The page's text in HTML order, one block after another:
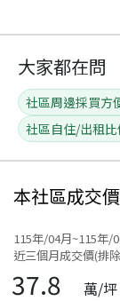
大家都在問
社區周邊採買方
社區自住/出租比
本社區成交
115年/04月~115年/
近三個月成交價(排
37.8 萬/坪